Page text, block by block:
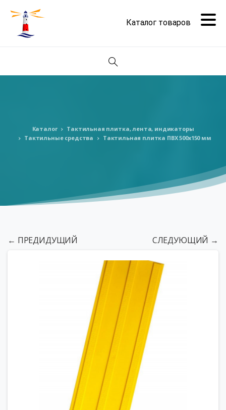
Поиск
Каталог
Тактильная плитка, лента, индикаторы
Тактильные средства
Тактильная плитка ПВХ 500х150 мм
← ПРЕДИДУЩИЙ СЛЕДУЮЩИЙ →